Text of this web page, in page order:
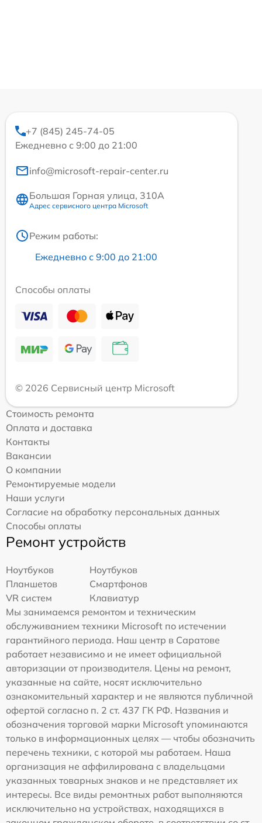
+7 (845) 245-74-05
Ежедневно с 9:00 до 21:00
info@microsoft-repair-center.ru
Большая Горная улица, 310А
Адрес сервисного центра Microsoft
Режим работы:
Ежедневно с 9:00 до 21:00
Способы оплаты
© 2026 Сервисный центр Microsoft
Стоимость ремонта
Оплата и доставка
Контакты
Вакансии
О компании
Ремонтируемые модели
Наши услуги
Согласие на обработку персональных данных
Способы оплаты
Ремонт устройств
Ноутбуков
Ноутбуков
Планшетов
Смартфонов
VR систем
Клавиатур
Мы занимаемся ремонтом и техническим
обслуживанием техники Microsoft по истечении
гарантийного периода. Наш центр в Саратове
работает независимо и не имеет официальной
авторизации от производителя. Цены на ремонт,
указанные на сайте, носят исключительно
ознакомительный характер и не являются публичной
офертой согласно п. 2 ст. 437 ГК РФ. Названия и
обозначения торговой марки Microsoft упоминаются
только в информационных целях — чтобы обозначить
перечень техники, с которой мы работаем. Наша
организация не аффилирована с владельцами
указанных товарных знаков и не представляет их
интересы. Все виды ремонтных работ выполняются
исключительно на устройствах, находящихся в